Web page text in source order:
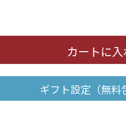
カートに入
ギフト設定（無料